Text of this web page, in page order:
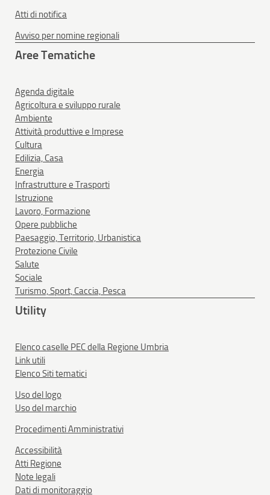
Atti di notifica
Avviso per nomine regionali
Aree Tematiche
Agenda digitale
Agricoltura e sviluppo rurale
Ambiente
Attività produttive e Imprese
Cultura
Edilizia, Casa
Energia
Infrastrutture e Trasporti
Istruzione
Lavoro, Formazione
Opere pubbliche
Paesaggio, Territorio, Urbanistica
Protezione Civile
Salute
Sociale
Turismo, Sport, Caccia, Pesca
Utility
Elenco caselle PEC della Regione Umbria
Link utili
Elenco Siti tematici
Uso del logo
Uso del marchio
Procedimenti Amministrativi
Accessibilità
Atti Regione
Note legali
Dati di monitoraggio